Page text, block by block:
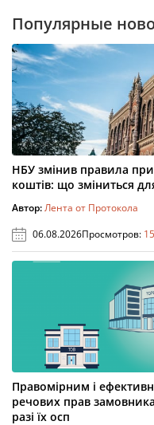
Популярные
НБУ змінив правила
коштів: що зміниться
Автор:Лента от Протокола
06.08.2026Просмотров:
Правомірним і
речових прав
разі їх осп